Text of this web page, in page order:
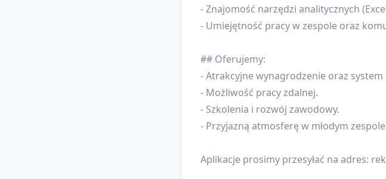
- Znajomość narzędzi analitycznych
- Umiejętność pracy w zespole oraz
## Oferujemy:
- Atrakcyjne wynagrodzenie oraz
- Możliwość pracy zdalnej.
- Szkolenia i rozwój zawodowy.
- Przyjazną atmosferę w młodym
Aplikacje prosimy przesyłać na adres: